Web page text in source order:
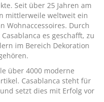
Seit über 25 Jahren am
mittlerweile weltweit ein
Wohnaccessoires. Durch
es geschafft, zu
im Bereich Dekoration
über 4000 moderne
Casablanca steht für
setzt dies mit Erfolg vor